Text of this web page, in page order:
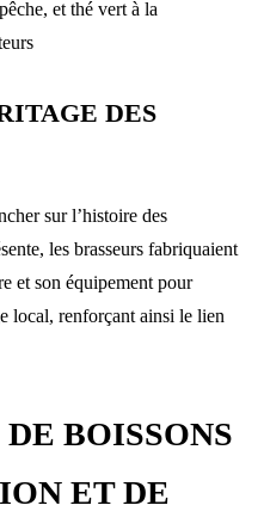
et thé vert à la
DES
sur l’histoire des
les brasseurs fabriquaient
et son équipement pour
local, renforçant ainsi le lien
BOISSONS
ET DE